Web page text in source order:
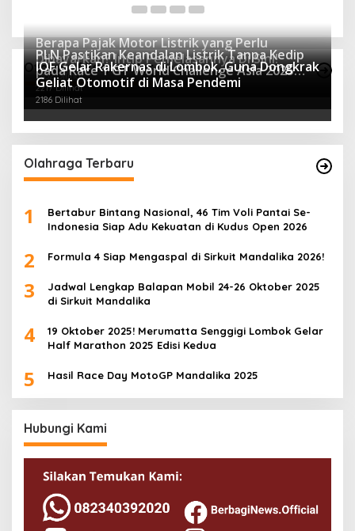
Otomotif Terpopuler
Berapa Pajak Motor Listrik yang Perlu
Dibayarkan? Intip Penjelasannya Di Sini!
2432 Dilihat
PLN Pastikan Keandalan Listrik Tanpa Kedip
pada Race 1 GT World Challenge Asia 2025
Mandalika
2217 Dilihat
IOF Gelar Rakernas di Lombok, Guna Dongkrak
Geliat Otomotif di Masa Pendemi
2186 Dilihat
Olahraga Terbaru
1
Bertabur Bintang Nasional, 46 Tim Voli Pantai Se-
Indonesia Siap Adu Kekuatan di Kudus Open 2026
2 Formula 4 Siap Mengaspal di Sirkuit Mandalika 2026!
3
Jadwal Lengkap Balapan Mobil 24-26 Oktober 2025
di Sirkuit Mandalika
4
19 Oktober 2025! Merumatta Senggigi Lombok Gelar
Half Marathon 2025 Edisi Kedua
5 Hasil Race Day MotoGP Mandalika 2025
Hubungi Kami